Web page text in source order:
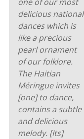
delicious national
dances which is
like a precious
pearl ornament
of our folklore.
The Haitian
Méringue invites
[one] to dance,
contains a subtle
and delicious
melody. [Its]